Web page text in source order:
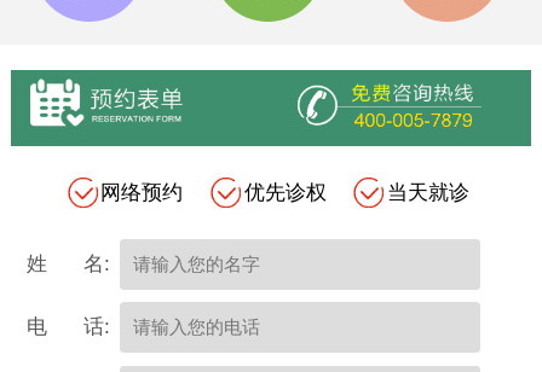
网络预约 优先诊权 当天就诊
姓 名:
电 话: